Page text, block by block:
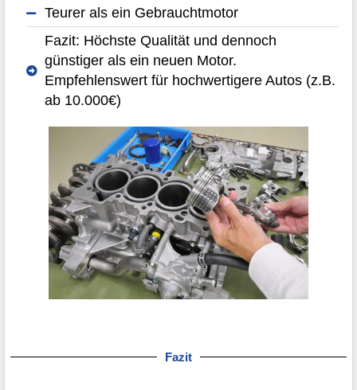
Teurer als ein Gebrauchtmotor
Fazit: Höchste Qualität und dennoch
günstiger als ein neuen Motor.
Empfehlenswert für hochwertigere Autos (z.B.
ab 10.000€)
Fazit